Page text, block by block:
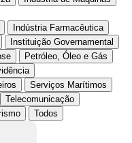
Indústria Farmacêutica
Instituição Governamental
Petróleo, Óleo e Gás
Serviços Marítimos
Telecomunicação
Todos